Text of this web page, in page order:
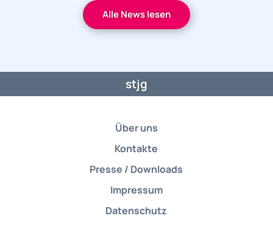
Alle News lesen
stjg
Über uns
Kontakte
Presse / Downloads
Impressum
Datenschutz